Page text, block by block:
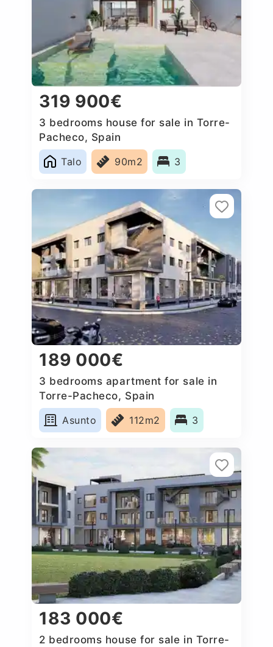
319 900€
3 bedrooms house for sale in Torre-
Pacheco, Spain
Talo
90m2 3
189 000€
3 bedrooms apartment for sale in
Torre-Pacheco, Spain
Asunto
112m2 3
183 000€
2 bedrooms house for sale in Torre-